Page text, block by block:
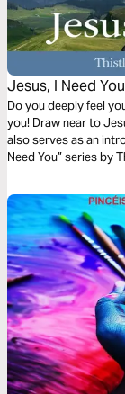
Jesus, I Need
Do you deeply feel
you! Draw near to
also serves as an
Need You” series by